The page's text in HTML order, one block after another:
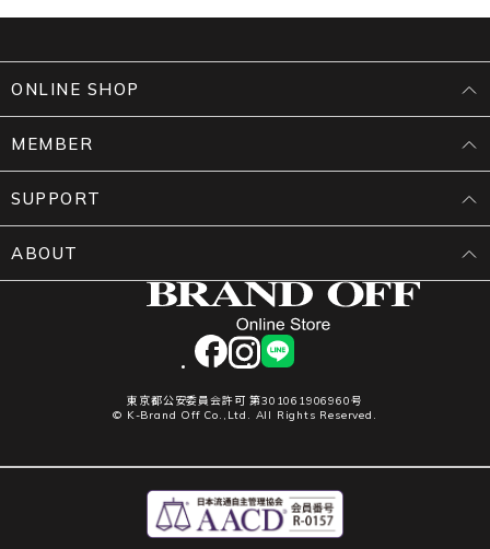
facebookinstagram
LINE
東京都公安委員会許可 第301061906960号
© K-Brand Off Co.,Ltd. All Rights Reserved.
ONLINE SHOP
MEMBER
SUPPORT
ABOUT